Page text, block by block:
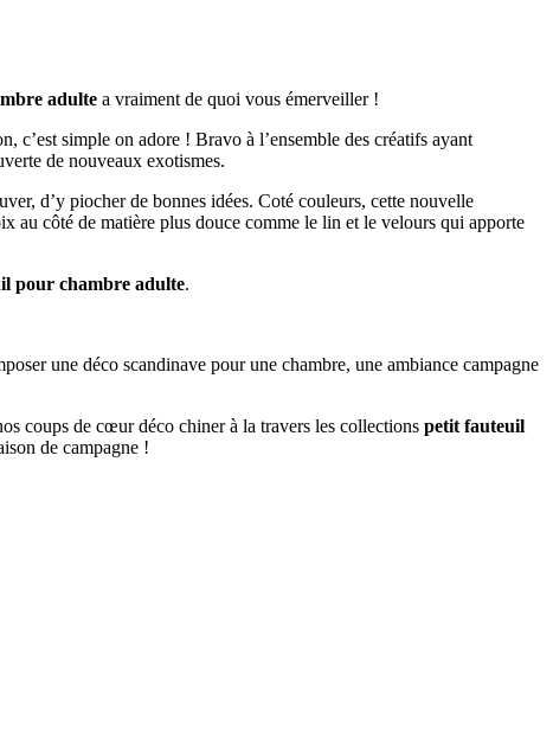
adulte a vraiment de quoi vous émerveiller !
c’est simple on adore ! Bravo à l’ensemble des créatifs ayant
de nouveaux exotismes.
d’y piocher de bonnes idées. Coté couleurs, cette nouvelle
au côté de matière plus douce comme le lin et le velours qui apporte
pour chambre adulte.
une déco scandinave pour une chambre, une ambiance campagne
coups de cœur déco chiner à la travers les collections petit fauteuil
de campagne !